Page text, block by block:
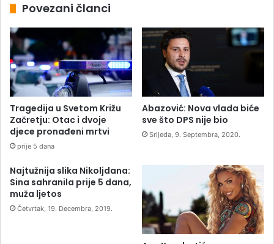
Povezani članci
Tragedija u Svetom Križu
Začretju: Otac i dvoje
djece pronađeni mrtvi
prije 5 dana
Abazović: Nova vlada biće
sve što DPS nije bio
Srijeda, 9. Septembra, 2020.
Najtužnija slika Nikoljdana:
Sina sahranila prije 5 dana,
muža ljetos
Četvrtak, 19. Decembra, 2019.